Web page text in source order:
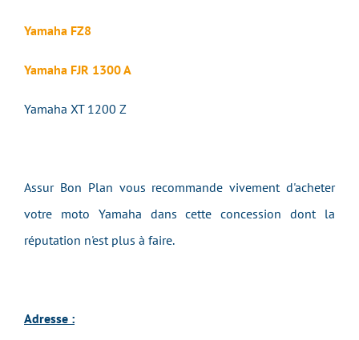
Yamaha FZ8
Yamaha FJR 1300 A
Yamaha XT 1200 Z
Assur Bon Plan vous recommande vivement d'acheter
votre moto Yamaha dans cette concession dont la
réputation n'est plus à faire.
Adresse :